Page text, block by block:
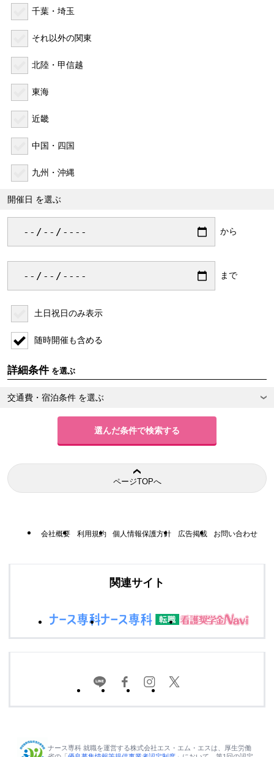
千葉・埼玉
それ以外の関東
北陸・甲信越
東海
近畿
中国・四国
九州・沖縄
開催日 を選ぶ
から
まで
土日祝日のみ表示
随時開催も含める
詳細条件 を選ぶ
交通費・宿泊条件 を選ぶ
ページTOPへ